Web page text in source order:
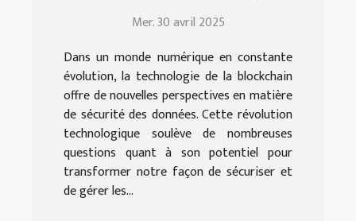
technologies émergentes
Mer. 30 avril 2025
Dans un monde numérique en constante
évolution, la technologie de la blockchain
offre de nouvelles perspectives en matière
de sécurité des données. Cette révolution
technologique soulève de nombreuses
questions quant à son potentiel pour
transformer notre façon de sécuriser et
de gérer les...